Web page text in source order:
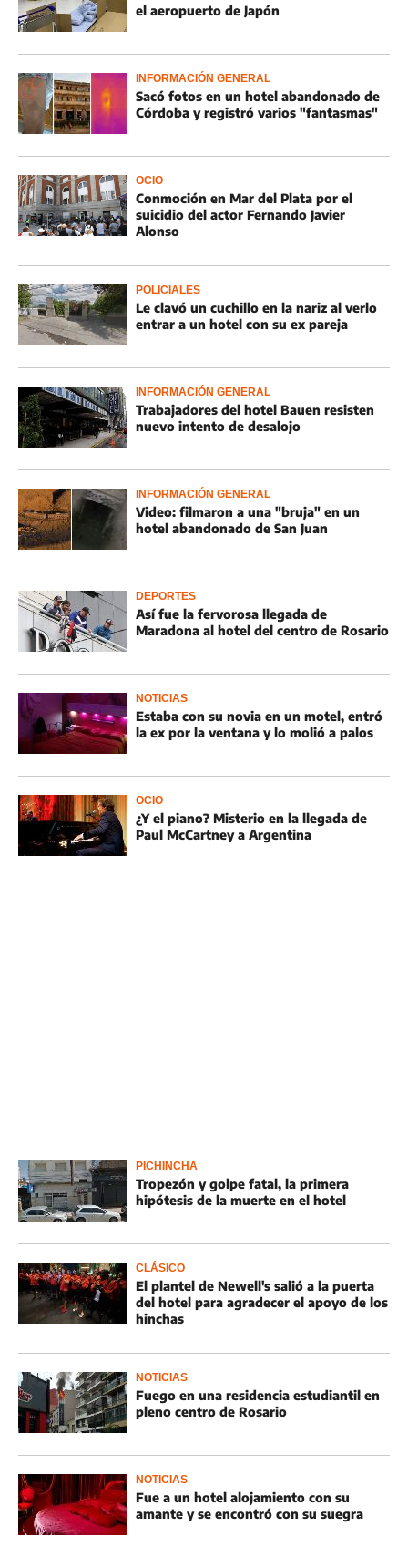
el aeropuerto de Japón
INFORMACIÓN GENERAL
Sacó fotos en un hotel abandonado de
Córdoba y registró varios "fantasmas"
OCIO
Conmoción en Mar del Plata por el
suicidio del actor Fernando Javier
Alonso
POLICIALES
Le clavó un cuchillo en la nariz al verlo
entrar a un hotel con su ex pareja
INFORMACIÓN GENERAL
Trabajadores del hotel Bauen resisten
nuevo intento de desalojo
INFORMACIÓN GENERAL
Video: filmaron a una "bruja" en un
hotel abandonado de San Juan
DEPORTES
Así fue la fervorosa llegada de
Maradona al hotel del centro de Rosario
NOTICIAS
Estaba con su novia en un motel, entró
la ex por la ventana y lo molió a palos
OCIO
¿Y el piano? Misterio en la llegada de
Paul McCartney a Argentina
PICHINCHA
Tropezón y golpe fatal, la primera
hipótesis de la muerte en el hotel
CLÁSICO
El plantel de Newell's salió a la puerta
del hotel para agradecer el apoyo de los
hinchas
NOTICIAS
Fuego en una residencia estudiantil en
pleno centro de Rosario
NOTICIAS
Fue a un hotel alojamiento con su
amante y se encontró con su suegra